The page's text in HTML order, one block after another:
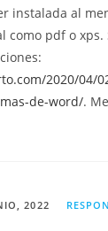
instalada al
como pdf o
2020/04/
de-word/.
2022